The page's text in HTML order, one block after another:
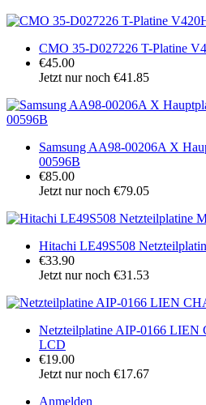
CMO 35-D027226 T-Platine
€45.00
Jetzt nur noch €41.85
Samsung AA98-00206A X
00596B
€85.00
Jetzt nur noch €79.05
Hitachi LE49S508
€33.90
Jetzt nur noch €31.53
Netzteilplatine AIP-0166
LCD
€19.00
Jetzt nur noch €17.67
Anmelden